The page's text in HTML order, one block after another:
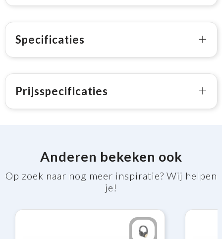
Specificaties
Prijsspecificaties
Anderen bekeken ook
Op zoek naar nog meer inspiratie? Wij helpen
je!